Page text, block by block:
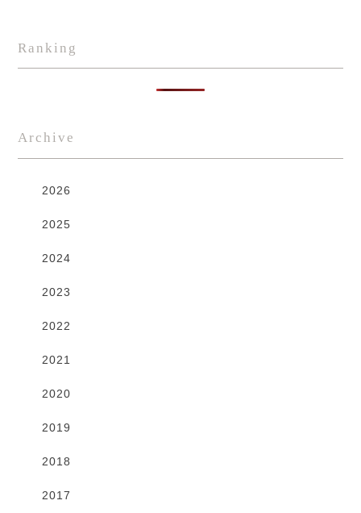
Ranking
Archive
2026
2025
2024
2023
2022
2021
2020
2019
2018
2017